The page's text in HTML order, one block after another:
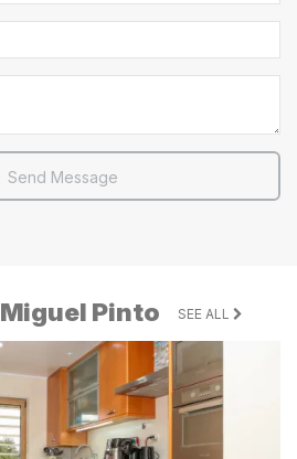
Send Message
Miguel Pinto SEE ALL